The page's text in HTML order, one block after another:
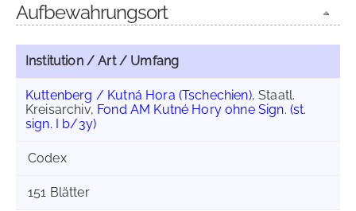
Aufbewahrungsort
Institution / Art / Umfang
Kuttenberg / Kutná Hora (Tschechien), Staatl.
Kreisarchiv, Fond AM Kutné Hory ohne Sign. (st.
sign. I b/3y)
Codex
151 Blätter